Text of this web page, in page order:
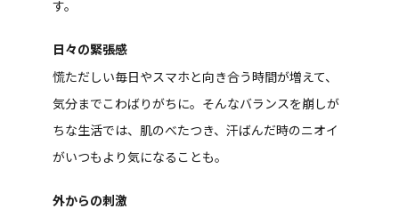
す。
日々の緊張感
慌ただしい毎日やスマホと向き合う時間が増えて、
気分までこわばりがちに。そんなバランスを崩しが
ちな生活では、肌のべたつき、汗ばんだ時のニオイ
がいつもより気になることも。
外からの刺激